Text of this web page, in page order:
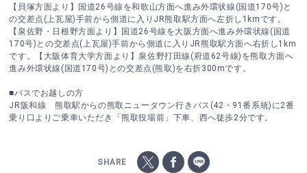
【貝塚方面より】国道26号線を和歌山方面へ進み外環状線(国道170号)と
の交差点(上瓦屋)手前から側道に入りJR熊取駅方面へ左折し1kmです。
【泉佐野・日根野方面より】国道26号線を大阪方面へ進み外環状線(国道
170号)との交差点(上瓦屋)手前から側道に入りJR熊取駅方面へ右折し1km
です。【大阪体育大学方面より】泉佐野打田線(府道62号線)を熊取方面へ
進み外環状線(国道170号)との交差点(熊取)を右折300mです。
■バスでお越しの方
JR阪和線 熊取駅からの熊取ニュータウン行きバス(42・91番系統)に2番
乗り口よりご乗車いただき「熊取役場前」下車、西へ徒歩2分です。
SHARE